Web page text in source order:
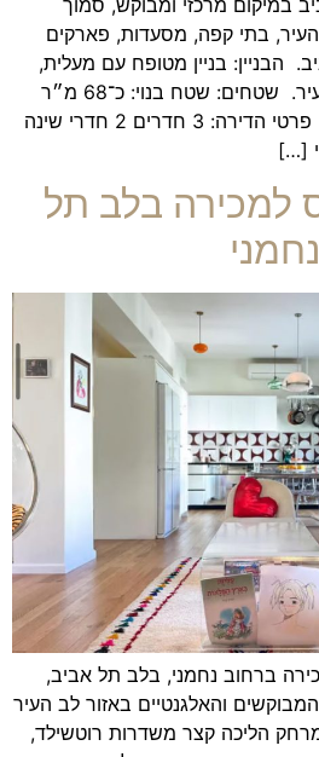
העיר, בתי קפה, מסעדות, פארקים
הבניין: בניין מטופח עם מעלית,
במיקום שקט ונגיש בלב העיר. שטחים: שטח בנוי: כ־68 מ״ר
מרפסת שמש: כ־40 מ״ר פרטי הדירה: 3 חדרים 2 חדרי שינה
למכירה בלב תל
ברחוב נחמני, בלב תל אביב,
והאלגנטיים באזור לב העיר
הליכה קצר משדרות רוטשילד,